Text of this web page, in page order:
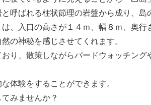
呼ばれる柱状節理の岩盤から成り、島
、入口の高さが１４ｍ、幅８ｍ、奥行
の神秘を感じさせてくれます。
り、散策しながらバードウォッチング
体験をすることができます。
みませんか？